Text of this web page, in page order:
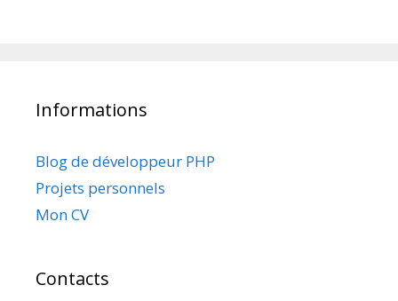
Informations
Blog de développeur PHP
Projets personnels
Mon CV
Contacts